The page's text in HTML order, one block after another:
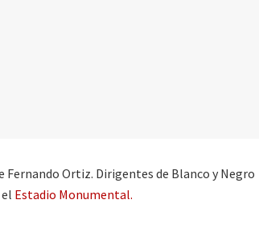
Ortiz. Dirigentes de Blanco y Negro
Estadio Monumental.